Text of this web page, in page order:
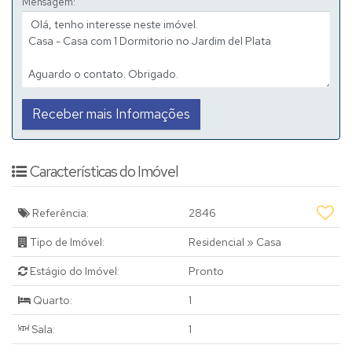
Características do Imóvel
Referência: 2846
Tipo de Imóvel: Residencial » Casa
Estágio do Imóvel: Pronto
Quarto: 1
Sala: 1